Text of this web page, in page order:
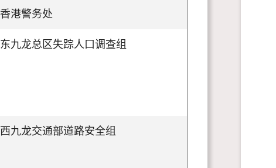
香港警务处
东九龙总区失踪人口调查组
西九龙交通部道路安全组